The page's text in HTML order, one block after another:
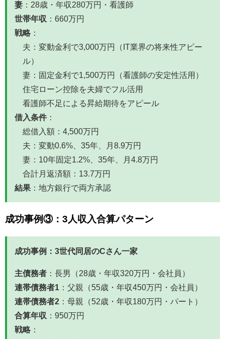
妻 ：28歳・年収280万円・看護師
世帯年収 ：660万円
戦略 ：
夫：変動金利で3,000万円（IT業界の将来性アピー
ル）
妻：固定金利で1,500万円（看護師の安定性活用）
住宅ローン控除を夫婦でフル活用
看護師不足による昇給期待をアピール
借入条件：
総借入額：4,500万円
夫：変動0.6%、35年、月8.9万円
妻：10年固定1.2%、35年、月4.8万円
合計月返済額：13.7万円
結果 ：地方銀行で両方承認
成功事例③：3人収入合算パターン
成功事例：3世代同居のCさん一家
主債務者 ：長男（28歳・年収320万円・会社員）
連帯債務者1
：父親（55歳・年収450万円・会社員）
連帯債務者2 ：母親（52歳・年収180万円・パート）
合算年収 ：950万円
戦略 ：